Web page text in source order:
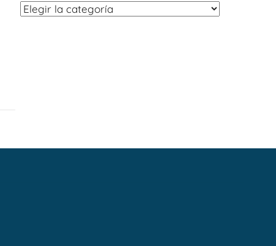
Categorías